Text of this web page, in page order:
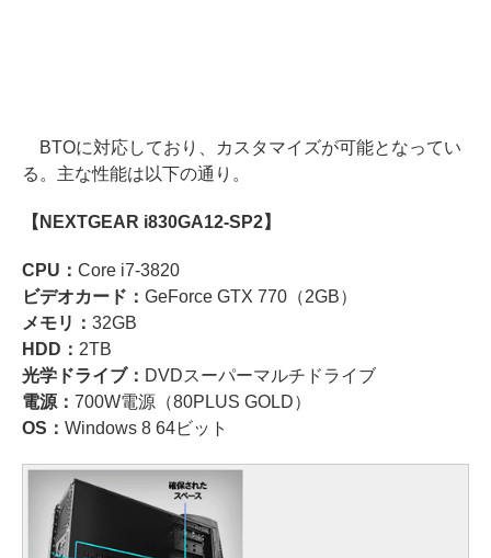
BTOに対応しており、カスタマイズが可能となってい
る。主な性能は以下の通り。
【NEXTGEAR i830GA12-SP2】
CPU： Core i7-3820
ビデオカード： GeForce GTX 770（2GB）
メモリ： 32GB
HDD： 2TB
光学ドライブ： DVDスーパーマルチドライブ
電源： 700W電源（80PLUS GOLD）
OS： Windows 8 64ビット